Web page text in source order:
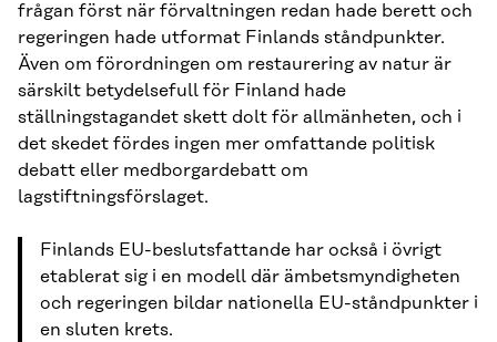
frågan först när förvaltningen redan hade berett och
regeringen hade utformat Finlands ståndpunkter.
Även om förordningen om restaurering av natur är
särskilt betydelsefull för Finland hade
ställningstagandet skett dolt för allmänheten, och i
det skedet fördes ingen mer omfattande politisk
debatt eller medborgardebatt om
lagstiftningsförslaget.
Finlands EU-beslutsfattande har också i övrigt
etablerat sig i en modell där ämbetsmyndigheten
och regeringen bildar nationella EU-ståndpunkter i
en sluten krets.